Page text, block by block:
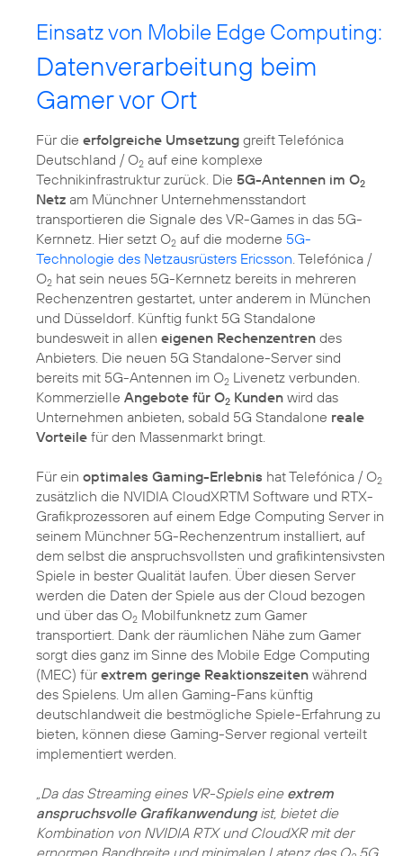
Einsatz von Mobile Edge Computing:
Datenverarbeitung beim
Gamer vor Ort
Für die erfolgreiche Umsetzung greift Telefónica
Deutschland / O2 auf eine komplexe
Technikinfrastruktur zurück. Die 5G-Antennen im O2
Netz am Münchner Unternehmensstandort
transportieren die Signale des VR-Games in das 5G-
Kernnetz. Hier setzt O2 auf die moderne 5G-
Technologie des Netzausrüsters Ericsson . Telefónica /
O2 hat sein neues 5G-Kernnetz bereits in mehreren
Rechenzentren gestartet, unter anderem in München
und Düsseldorf. Künftig funkt 5G Standalone
bundesweit in allen eigenen Rechenzentren des
Anbieters. Die neuen 5G Standalone-Server sind
bereits mit 5G-Antennen im O2 Livenetz verbunden.
Kommerzielle Angebote für O2 Kunden wird das
Unternehmen anbieten, sobald 5G Standalone reale
Vorteile für den Massenmarkt bringt.
Für ein optimales Gaming-Erlebnis hat Telefónica / O2
zusätzlich die NVIDIA CloudXRTM Software und RTX-
Grafikprozessoren auf einem Edge Computing Server in
seinem Münchner 5G-Rechenzentrum installiert, auf
dem selbst die anspruchsvollsten und grafikintensivsten
Spiele in bester Qualität laufen. Über diesen Server
werden die Daten der Spiele aus der Cloud bezogen
und über das O2 Mobilfunknetz zum Gamer
transportiert. Dank der räumlichen Nähe zum Gamer
sorgt dies ganz im Sinne des Mobile Edge Computing
(MEC) fürextrem geringe Reaktionszeiten während
des Spielens. Um allen Gaming-Fans künftig
deutschlandweit die bestmögliche Spiele-Erfahrung zu
bieten, können diese Gaming-Server regional verteilt
implementiert werden.
„Da das Streaming eines VR-Spiels eine extrem
anspruchsvolle Grafikanwendungist, bietet die
Kombination von NVIDIA RTX und CloudXR mit der
ernormen Bandbreite und minimalen Latenz des O 5G